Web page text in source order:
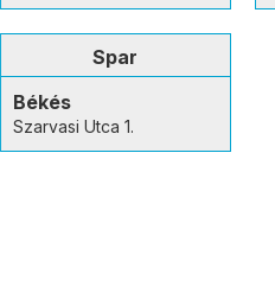
Spar
Békés
Szarvasi Utca 1.